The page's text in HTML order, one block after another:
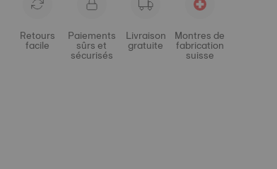
Retours
facile
Paiements
sûrs et
sécurisés
Livraison
gratuite
Montres de
fabrication
suisse